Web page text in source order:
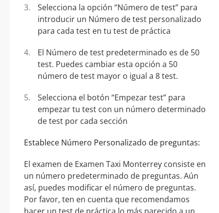
Selecciona la opción “Número de test” para
introducir un Número de test personalizado
para cada test en tu test de práctica
El Número de test predeterminado es de 50
test. Puedes cambiar esta opción a 50
número de test mayor o igual a 8 test.
Selecciona el botón “Empezar test” para
empezar tu test con un número determinado
de test por cada sección
Establece Número Personalizado de preguntas:
El examen de Examen Taxi Monterrey consiste en
un número predeterminado de preguntas. Aún
así, puedes modificar el número de preguntas.
Por favor, ten en cuenta que recomendamos